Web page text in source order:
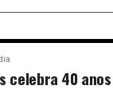
celebra 40 anos